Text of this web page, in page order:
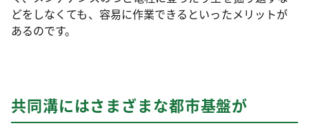
どをしなくても、容易に作業できるといったメリットが
あるのです。
共同溝にはさまざまな都市基盤が